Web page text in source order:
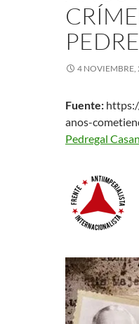
4 NOVIEMBRE,
Fuente:
anos-